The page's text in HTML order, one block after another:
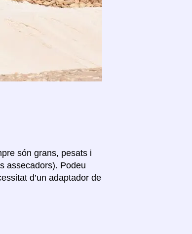
són grans, pesats i
assecadors). Podeu
d’un adaptador de